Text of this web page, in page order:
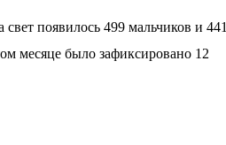
появилось 499 мальчиков и 441
месяце было зафиксировано 12